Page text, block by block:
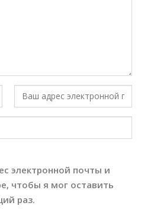
электронной почты и
чтобы я мог оставить
раз.